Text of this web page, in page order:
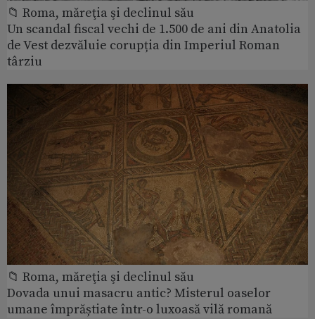
📁 Roma, măreţia şi declinul său
Un scandal fiscal vechi de 1.500 de ani din Anatolia
de Vest dezvăluie corupția din Imperiul Roman
târziu
📁 Roma, măreţia şi declinul său
Dovada unui masacru antic? Misterul oaselor
umane împrăștiate într-o luxoasă vilă romană